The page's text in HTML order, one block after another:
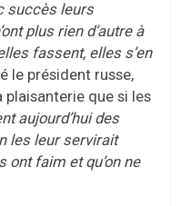
succès leurs
plus rien d’autre à
fassent, elles s’en
le président russe,
plaisanterie que si les
aujourd’hui des
les leur servirait
ont faim et qu’on ne